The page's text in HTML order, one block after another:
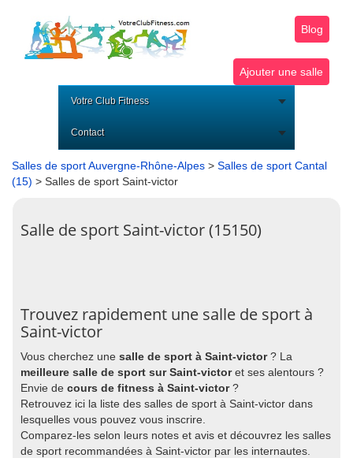
Blog
Ajouter une salle
Votre Club Fitness
Contact
Salles de sport Auvergne-Rhône-Alpes > Salles de sport Cantal
(15) > Salles de sport Saint-victor
Salle de sport Saint-victor (15150)
Trouvez rapidement une salle de sport à
Saint-victor
Vous cherchez une salle de sport à Saint-victor? La
meilleure salle de sport sur Saint-victoret ses alentours ?
Envie de cours de fitness à Saint-victor?
Retrouvez ici la liste des salles de sport à Saint-victor dans
lesquelles vous pouvez vous inscrire.
Comparez-les selon leurs notes et avis et découvrez les salles
de sport recommandées à Saint-victor par les internautes.